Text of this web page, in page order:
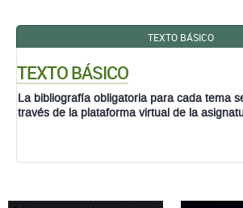
TEXTO BÁSICO
TEXTO BÁSICO
La bibliografía obligatoria para cada tema
través de la plataforma virtual de la